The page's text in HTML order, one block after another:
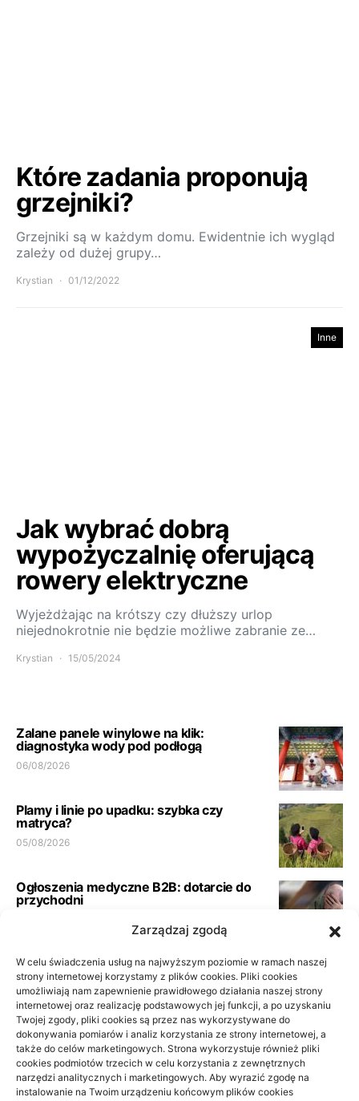
Zarządzaj zgodą
W celu świadczenia usług na najwyższym poziomie w ramach naszej
strony internetowej korzystamy z plików cookies. Pliki cookies
umożliwiają nam zapewnienie prawidłowego działania naszej strony
internetowej oraz realizację podstawowych jej funkcji, a po uzyskaniu
Twojej zgody, pliki cookies są przez nas wykorzystywane do
dokonywania pomiarów i analiz korzystania ze strony internetowej, a
także do celów marketingowych. Strona wykorzystuje również pliki
cookies podmiotów trzecich w celu korzystania z zewnętrznych
narzędzi analitycznych i marketingowych. Aby wyrazić zgodę na
instalowanie na Twoim urządzeniu końcowym plików cookies
Które zadania proponują
grzejniki?
Grzejniki są w każdym domu. Ewidentnie ich wygląd
zależy od dużej grupy…
Krystian 01/12/2022
Inne
Jak wybrać dobrą
wypożyczalnię oferującą
rowery elektryczne
Wyjeżdżając na krótszy czy dłuższy urlop
niejednokrotnie nie będzie możliwe zabranie ze…
Krystian 15/05/2024
Zalane panele winylowe na klik:
diagnostyka wody pod podłogą
06/08/2026
Plamy i linie po upadku: szybka czy
matryca?
05/08/2026
Ogłoszenia medyczne B2B: dotarcie do
przychodni
Pełna księgowość spółki usługowej:
wymogi biura
21/06/2026
Podłoga do przedpokoju i korytarza: jak
wybrać materiał odporny na
codzienność
10/06/2026